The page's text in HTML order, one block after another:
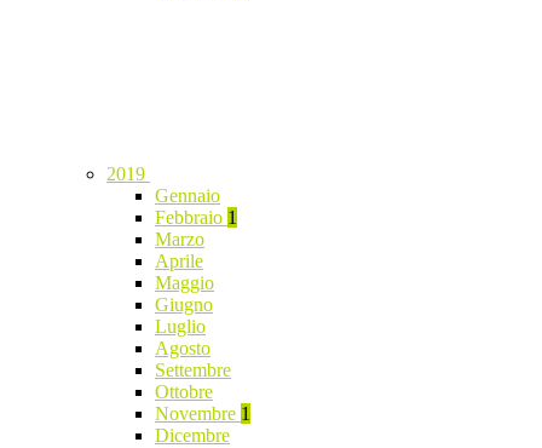
2019
Gennaio
Febbraio 1
Marzo
Aprile
Maggio
Giugno
Luglio
Agosto
Settembre
Ottobre
Novembre 1
Dicembre